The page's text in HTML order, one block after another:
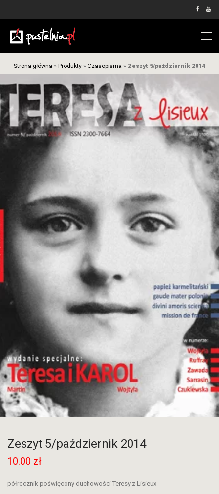
Strona główna » Produkty » Czasopisma » Zeszyt 5/październik 2014
Zeszyt 5/październik 2014
10.00 zł
półrocznik poświęcony duchowości Teresy z Lisieux